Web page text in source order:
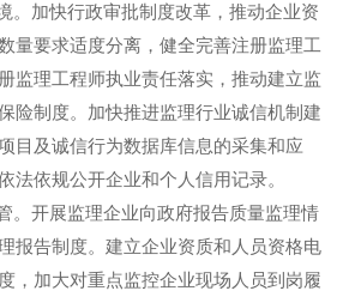
。加快行政审批制度改革，推动企业资
量要求适度分离，健全完善注册监理工
监理工程师执业责任落实，推动建立监
险制度。加快推进监理行业诚信机制建
目及诚信行为数据库信息的采集和应
法依规公开企业和个人信用记录。
。开展监理企业向政府报告质量监理情
报告制度。建立企业资质和人员资格电
，加大对重点监控企业现场人员到岗履